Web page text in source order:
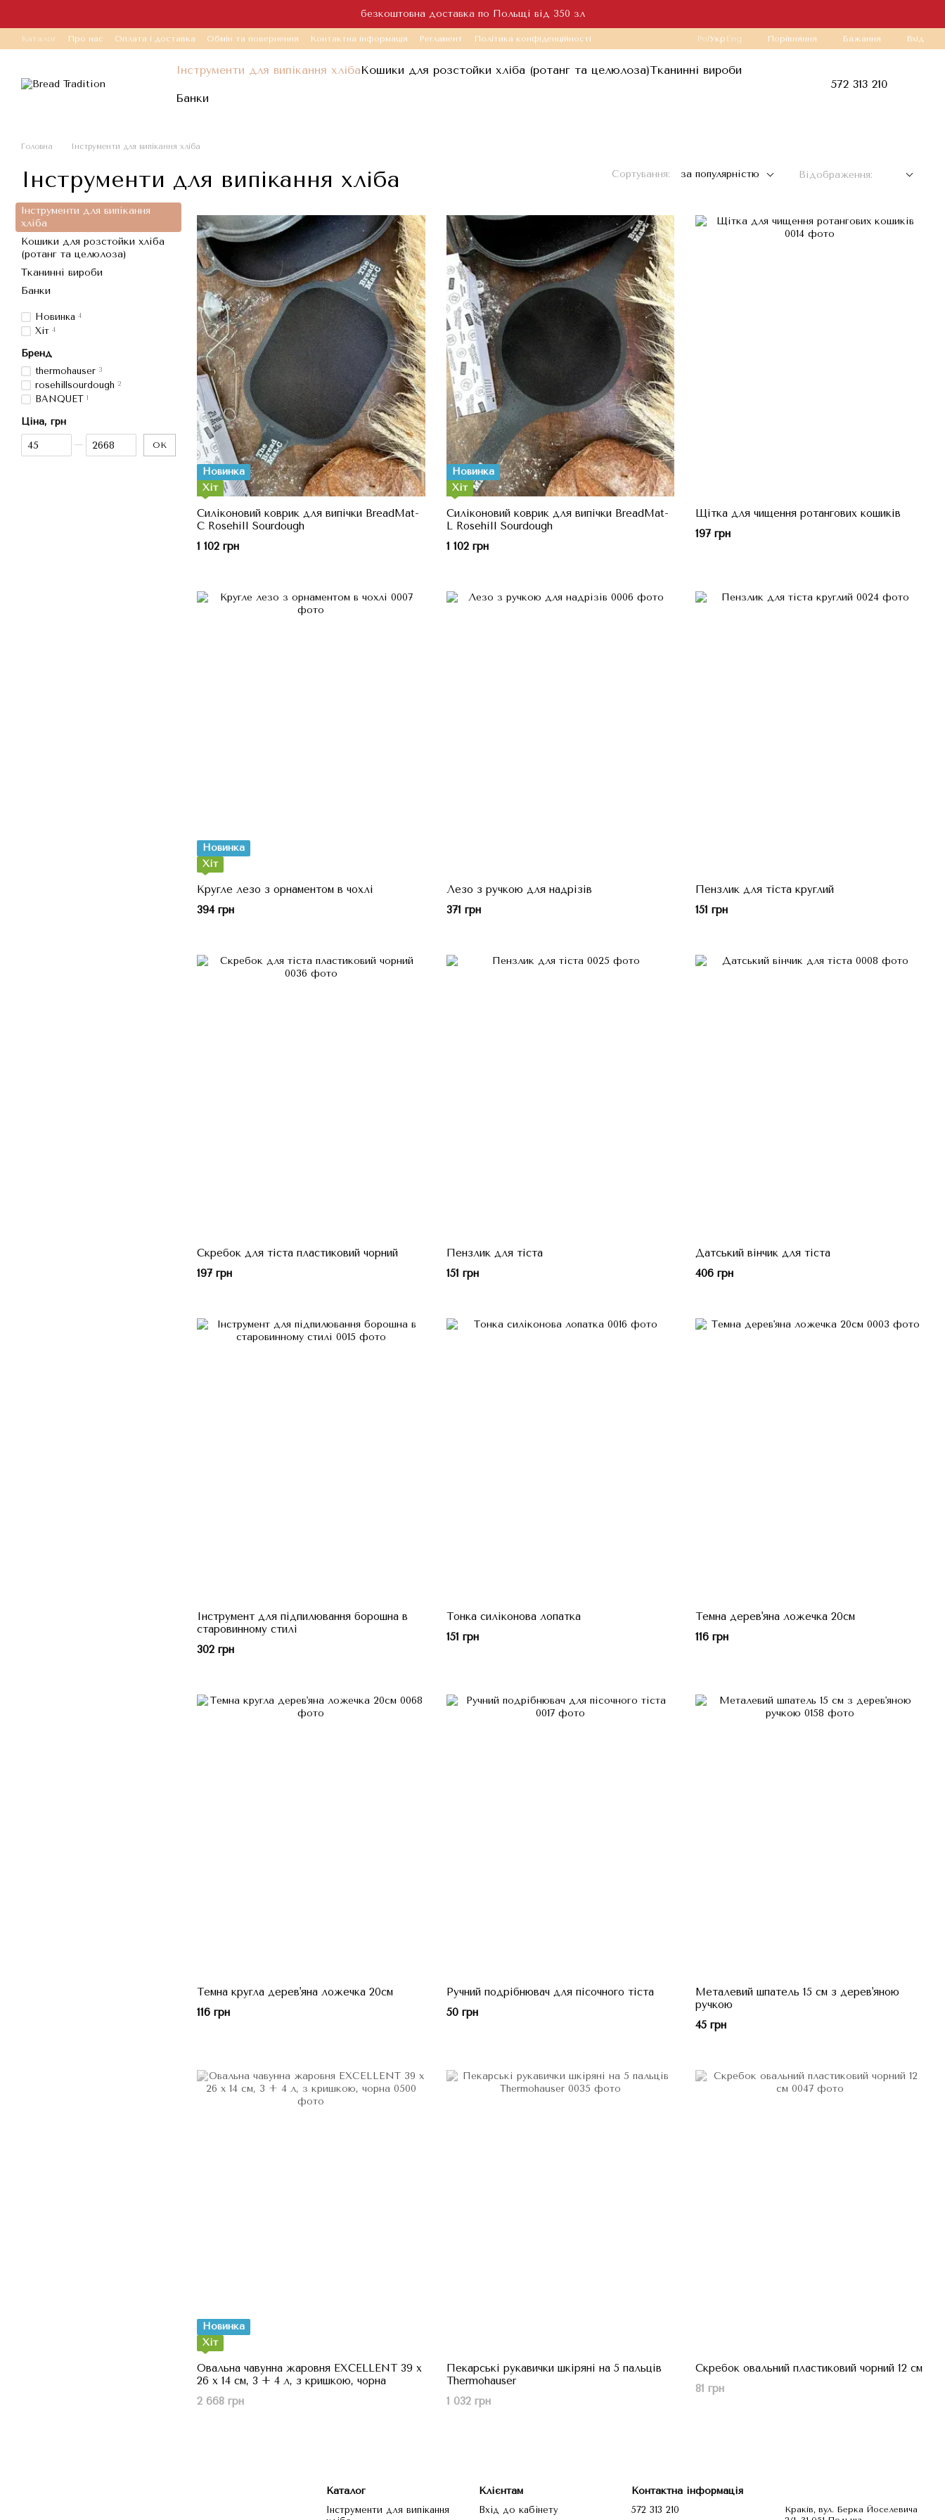
безкоштовна доставка по Польщі від 350 зл
Каталог Про нас Оплата і доставка Обмін та повернення Контактна інформація Регламент Політика конфіденційності PolУкр Eng Порівняння Бажання Вхід
Інструменти для випікання хлібаКошики для розстойки хліба (ротанг та целюлоза)Тканинні вироби
Банки
572 313 210
Головна Інструменти для випікання хліба
Інструменти для випікання хліба Сортування: за популярністю Відображення:
Новинка
Хіт
Силіконовий коврик для випічки BreadMat-
C Rosehill Sourdough
1 102 грн
Новинка
Хіт
Силіконовий коврик для випічки BreadMat-
L Rosehill Sourdough
1 102 грн
Щітка для чищення ротангових кошиків
197 грн
Новинка
Хіт
Кругле лезо з орнаментом в чохлі
394 грн
Лезо з ручкою для надрізів
371 грн
Пензлик для тіста круглий
151 грн
Скребок для тіста пластиковий чорний
197 грн
Пензлик для тіста
151 грн
Датський вінчик для тіста
406 грн
Інструмент для підпилювання борошна в
старовинному стилі
302 грн
Тонка силіконова лопатка
151 грн
Темна дерев'яна ложечка 20см
116 грн
Темна кругла дерев'яна ложечка 20см
116 грн
Ручний подрібнювач для пісочного тіста
50 грн
Металевий шпатель 15 см з дерев'яною
ручкою
45 грн
Новинка
Хіт
Овальна чавунна жаровня EXCELLENT 39 x
26 x 14 см, 3 + 4 л, з кришкою, чорна
2 668 грн
Пекарські рукавички шкіряні на 5 пальців
Thermohauser
1 032 грн
Скребок овальний пластиковий чорний 12 см
81 грн
Інструменти для випікання
хліба
Кошики для розстойки хліба
(ротанг та целюлоза)
Тканинні вироби
Банки
Новинка 4
Хіт 4
Бренд
thermohauser 3
rosehillsourdough 2
BANQUET 1
Ціна, грн
Від Ціна, грн
До Ціна, грн ОК
Каталог
Інструменти для випікання
Клієнтам
Вхід до кабінету
Контактна інформація
572 313 210
Краків, вул. Берка Йоселевича